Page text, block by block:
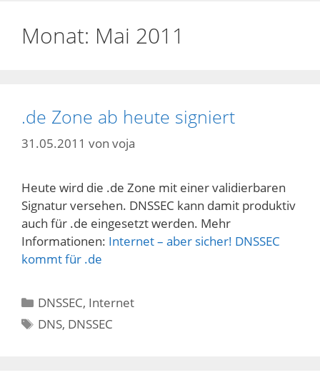
Monat: Mai 2011
.de Zone ab heute signiert
31.05.2011 von voja
Heute wird die .de Zone mit einer validierbaren
Signatur versehen. DNSSEC kann damit produktiv
auch für .de eingesetzt werden. Mehr
Informationen: Internet – aber sicher! DNSSEC
kommt für .de
Kategorien
DNSSEC, Internet
Schlagwörter
DNS, DNSSEC